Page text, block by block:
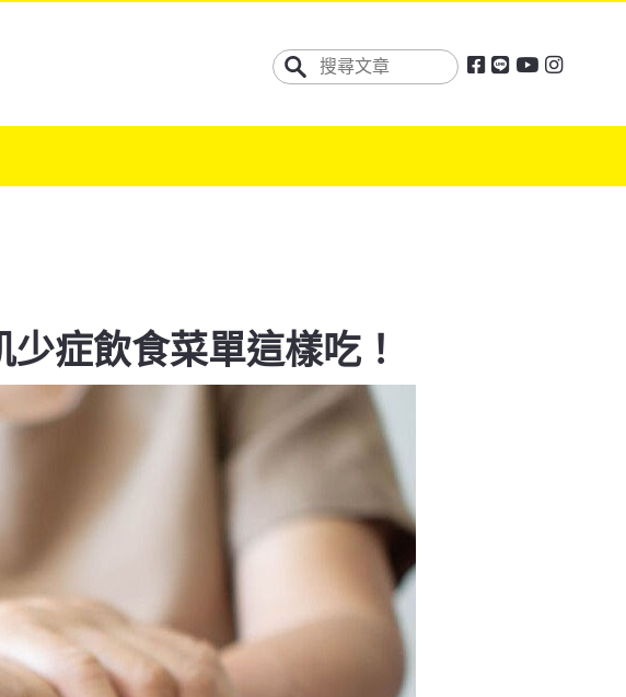
症飲食菜單這樣吃！